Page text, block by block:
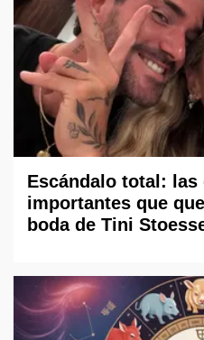
Escándalo total: las
importantes que
boda de Tini